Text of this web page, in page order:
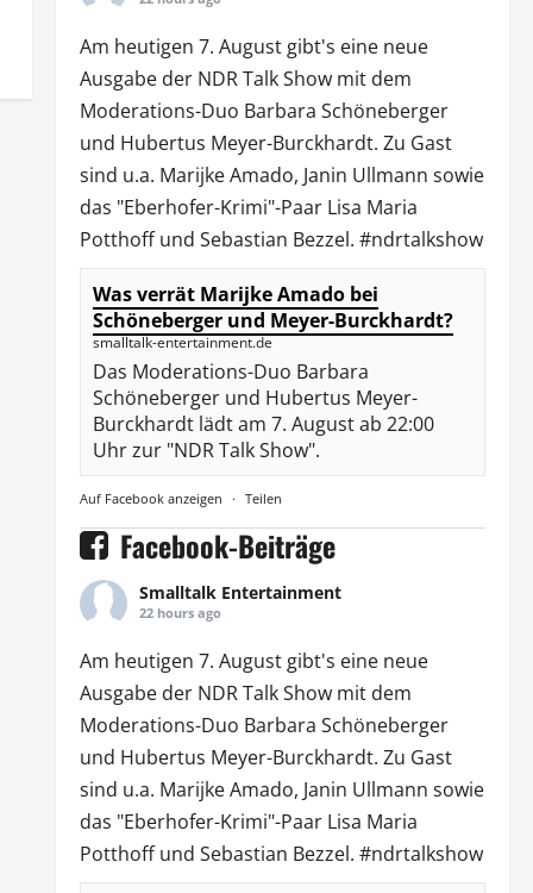
Am heutigen 7. August gibt's eine neue
Ausgabe der NDR Talk Showmit dem
Moderations-Duo Barbara Schöneberger
und Hubertus Meyer-Burckhardt. Zu Gast
sind u.a. Marijke Amado, Janin Ullmann sowie
das "Eberhofer-Krimi"-Paar Lisa Maria
Potthoff und Sebastian Bezzel. #ndrtalkshow
Was verrät Marijke Amado bei
Schöneberger und Meyer-Burckhardt?
smalltalk-entertainment.de
Das Moderations-Duo Barbara
Schöneberger und Hubertus Meyer-
Burckhardt lädt am 7. August ab 22:00
Uhr zur "NDR Talk Show".
Auf Facebook anzeigen · Teilen
Facebook-Beiträge
Smalltalk Entertainment
22 hours ago
Am heutigen 7. August gibt's eine neue
Ausgabe der NDR Talk Showmit dem
Moderations-Duo Barbara Schöneberger
und Hubertus Meyer-Burckhardt. Zu Gast
sind u.a. Marijke Amado, Janin Ullmann sowie
das "Eberhofer-Krimi"-Paar Lisa Maria
Potthoff und Sebastian Bezzel. #ndrtalkshow